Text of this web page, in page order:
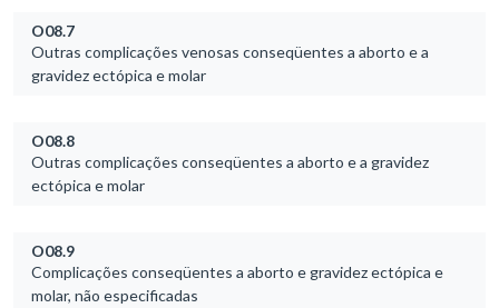
O08.7
Outras complicações venosas conseqüentes a aborto e a
gravidez ectópica e molar
O08.8
Outras complicações conseqüentes a aborto e a gravidez
ectópica e molar
O08.9
Complicações conseqüentes a aborto e gravidez ectópica e
molar, não especificadas